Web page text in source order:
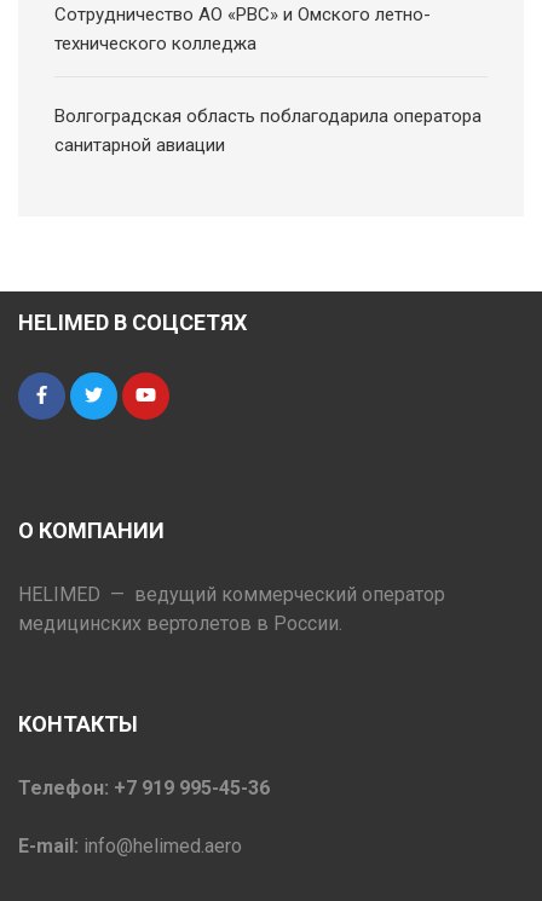
Сотрудничество АО «РВС» и Омского летно-
технического колледжа
Волгоградская область поблагодарила оператора
санитарной авиации
HELIMED В СОЦСЕТЯХ
О КОМПАНИИ
HELIMED — ведущий коммерческий оператор
медицинских вертолетов в России.
КОНТАКТЫ
Телефон: +7 919 995-45-36
E-mail: info@helimed.aero